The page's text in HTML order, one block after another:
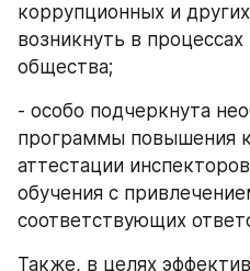
коррупционных и
возникнуть в
общества;
- особо подчеркнута
программы повышения
аттестации
обучения с
соответствующих
Также, в целях